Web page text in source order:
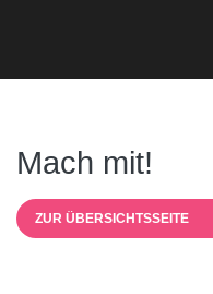
Mach mit!
ZUR ÜBERSICHTSSEITE